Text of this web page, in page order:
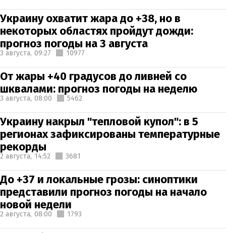
Украину охватит жара до +38, но в
некоторых областях пройдут дожди:
прогноз погоды на 3 августа
3 августа, 09:27 10977
От жары +40 градусов до ливней со
шквалами: прогноз погоды на неделю
3 августа, 08:00 5462
Украину накрыл "тепловой купол": в 5
регионах зафиксированы температурные
рекорды
2 августа, 14:52 3681
До +37 и локальные грозы: синоптики
представили прогноз погоды на начало
новой недели
2 августа, 08:00 1793